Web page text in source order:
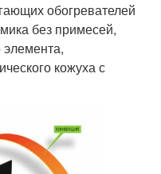
обогревателей
без примесей,
элемента,
кожуха с